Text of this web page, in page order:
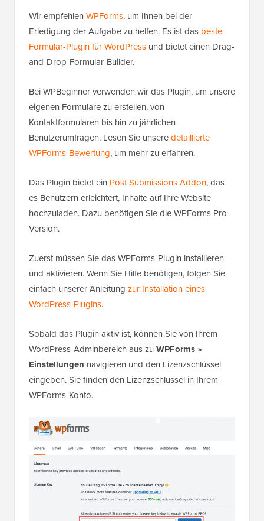
Wir empfehlen WPForms, um Ihnen bei der
Erledigung der Aufgabe zu helfen. Es ist das beste
Formular-Plugin für WordPress und bietet einen Drag-
and-Drop-Formular-Builder.
Bei WPBeginner verwenden wir das Plugin, um unsere
eigenen Formulare zu erstellen, von
Kontaktformularen bis hin zu jährlichen
Benutzerumfragen. Lesen Sie unseredetaillierte
WPForms-Bewertung, um mehr zu erfahren.
Das Plugin bietet ein Post Submissions Addon, das
es Benutzern erleichtert, Inhalte auf Ihre Website
hochzuladen. Dazu benötigen Sie die WPForms Pro-
Version.
Zuerst müssen Sie das WPForms-Plugin installieren
und aktivieren. Wenn Sie Hilfe benötigen, folgen Sie
einfach unserer Anleitung zur Installation eines
WordPress-Plugins.
Sobald das Plugin aktiv ist, können Sie von Ihrem
WordPress-Adminbereich aus zu WPForms »
Einstellungen navigieren und den Lizenzschlüssel
eingeben. Sie finden den Lizenzschlüssel in Ihrem
WPForms-Konto.